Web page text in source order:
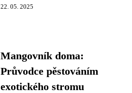
22. 05. 2025
Mangovník doma:
Průvodce pěstováním
exotického stromu